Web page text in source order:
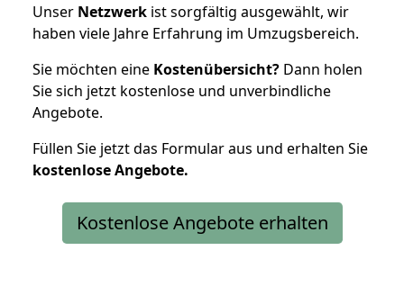
Unser Netzwerk ist sorgfältig ausgewählt, wir
haben viele Jahre Erfahrung im Umzugsbereich.
Sie möchten eine Kostenübersicht? Dann holen
Sie sich jetzt kostenlose und unverbindliche
Angebote.
Füllen Sie jetzt das Formular aus und erhalten Sie
kostenloseAngebote.
Kostenlose Angebote erhalten